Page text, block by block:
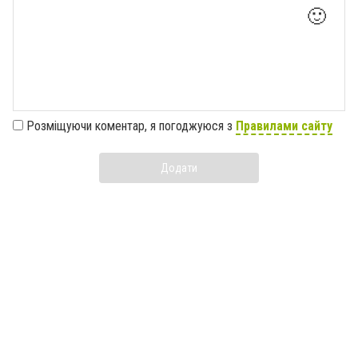
🙂
Розміщуючи коментар, я погоджуюся з Правилами сайту
Додати